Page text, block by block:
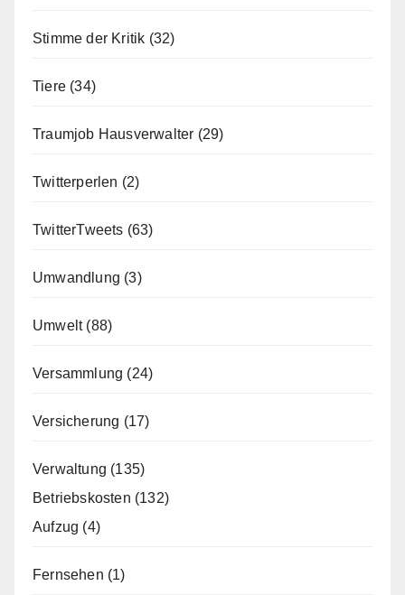
Stimme der Kritik (32)
Tiere (34)
Traumjob Hausverwalter (29)
Twitterperlen (2)
TwitterTweets (63)
Umwandlung (3)
Umwelt(88)
Versammlung (24)
Versicherung (17)
Verwaltung (135)
Betriebskosten (132)
Aufzug (4)
Fernsehen (1)